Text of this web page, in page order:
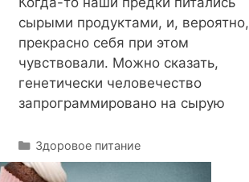
сырыми продуктами, и, вероятно,
прекрасно себя при этом
чувствовали. Можно сказать,
генетически человечество
запрограммировано на сырую
Р
у
Здоровое питание